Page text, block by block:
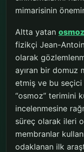
mimarisinin
Altta yatan osmoz
fizikçi Jean-
olarak
ayıran bir domuz
etmiş ve bu
“osmoz” terimini
incelenmesine
süreç olarak ileri
membranlar
odaklanan ilk